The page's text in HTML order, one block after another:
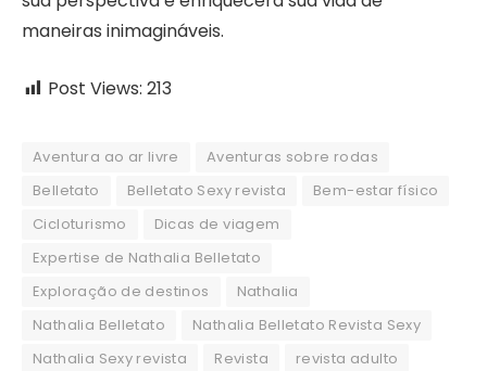
maneiras inimagináveis.
Post Views: 213
Aventura ao ar livre
Aventuras sobre rodas
Belletato
Belletato Sexy revista
Bem-estar físico
Cicloturismo
Dicas de viagem
Expertise de Nathalia Belletato
Exploração de destinos
Nathalia
Nathalia Belletato
Nathalia Belletato Revista Sexy
Nathalia Sexy revista
Revista
revista adulto